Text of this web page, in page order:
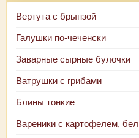
Вертута с брынзой
Галушки по-чеченски
Заварные сырные булочки
Ватрушки с грибами
Блины тонкие
Вареники с картофелем,